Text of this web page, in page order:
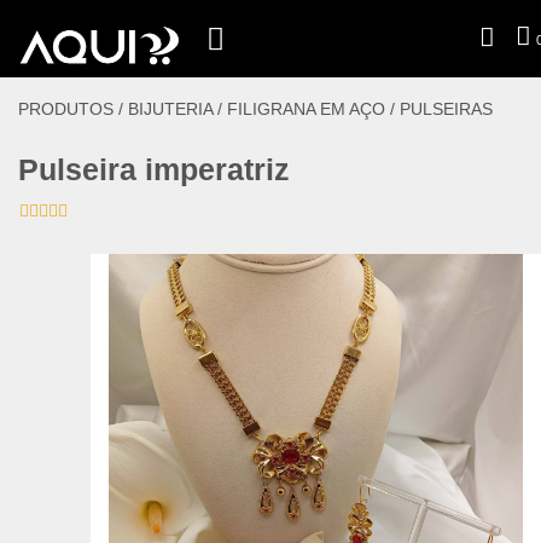
PRODUTOS / BIJUTERIA/ FILIGRANA EM AÇO / PULSEIRAS
Pulseira imperatriz